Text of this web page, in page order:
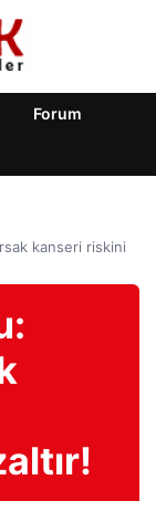
Forum
kanseri riskini